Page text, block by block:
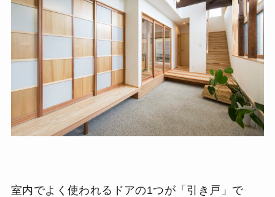
室内でよく使われるドアの1つが「引き戸」で